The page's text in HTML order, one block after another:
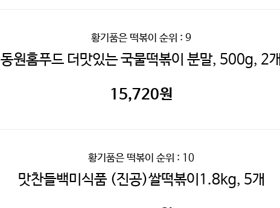
황기품은 떡볶이 순위 : 9
동원홈푸드 더맛있는 국물떡볶이 분말, 500g, 2개
15,720원
황기품은 떡볶이 순위 : 10
맛찬들백미식품 (진공)쌀떡볶이1.8kg, 5개